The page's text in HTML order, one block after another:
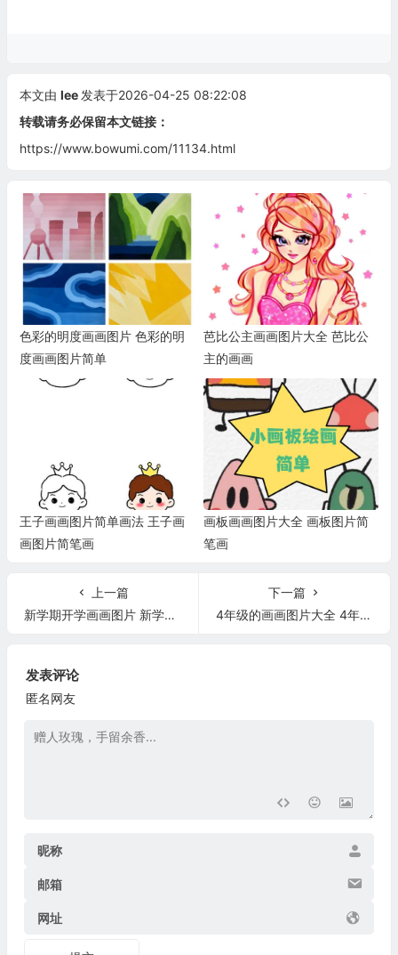
本文由 lee 发表于2026-04-25 08:22:08
转载请务必保留本文链接：
https://www.bowumi.com/11134.html
色彩的明度画画图片 色彩的明
度画画图片简单
芭比公主画画图片大全 芭比公
主的画画
王子画画图片简单画法 王子画
画图片简笔画
画板画画图片大全 画板图片简
笔画
上一篇
新学期开学画画图片 新学期开学画画图片素材
下一篇
4年级的画画图片大全 4年级的画画图片大全简单
发表评论
匿名网友
昵称
邮箱
网址